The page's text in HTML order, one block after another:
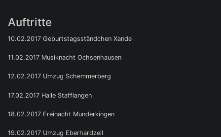
Auftritte
10.02.2017 Geburtstagsständchen Xande
11.02.2017 Musiknacht Ochsenhausen
12.02.2017 Umzug Schemmerberg
17.02.2017 Halle Stafflangen
18.02.2017 Freinacht Munderkingen
19.02.2017 Umzug Eberhardzell